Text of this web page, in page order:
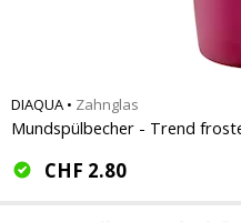
DIAQUA • Zahnglas
Mundspülbecher - Trend
CHF 2.80